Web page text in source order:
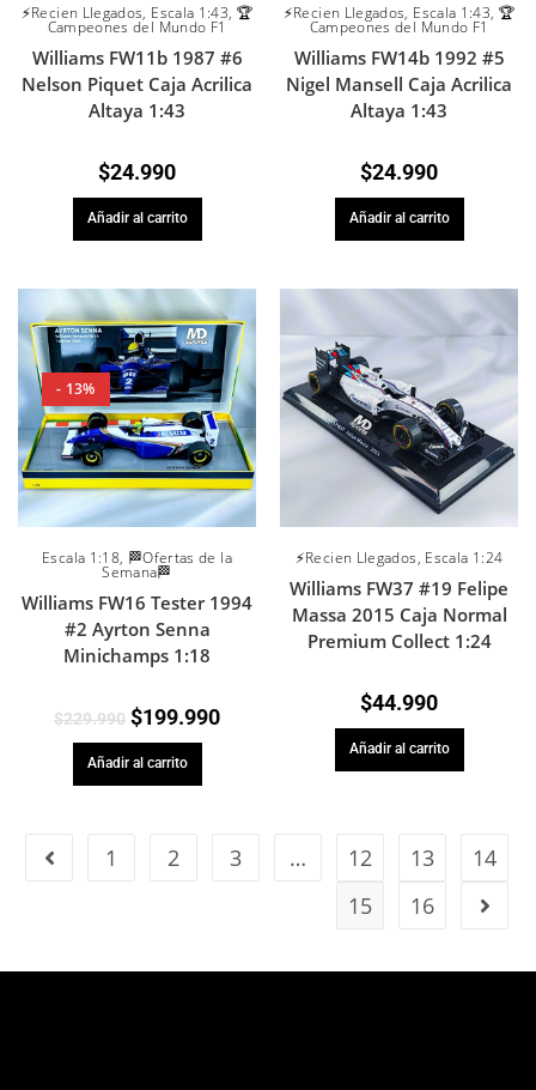
⚡Recien Llegados, Escala 1:43, 🏆
Campeones del Mundo F1
Williams FW11b 1987 #6
Nelson Piquet Caja Acrilica
Altaya 1:43
$24.990
Añadir al carrito
⚡Recien Llegados, Escala 1:43, 🏆
Campeones del Mundo F1
Williams FW14b 1992 #5
Nigel Mansell Caja Acrilica
Altaya 1:43
$24.990
Añadir al carrito
- 13%
Escala 1:18, 🏁Ofertas de la
Semana🏁
Williams FW16 Tester 1994
#2 Ayrton Senna
Minichamps 1:18
$229.990 $199.990
Añadir al carrito
⚡Recien Llegados, Escala 1:24
Williams FW37 #19 Felipe
Massa 2015 Caja Normal
Premium Collect 1:24
$44.990
Añadir al carrito
1 2 3 … 12 13
14
15
16